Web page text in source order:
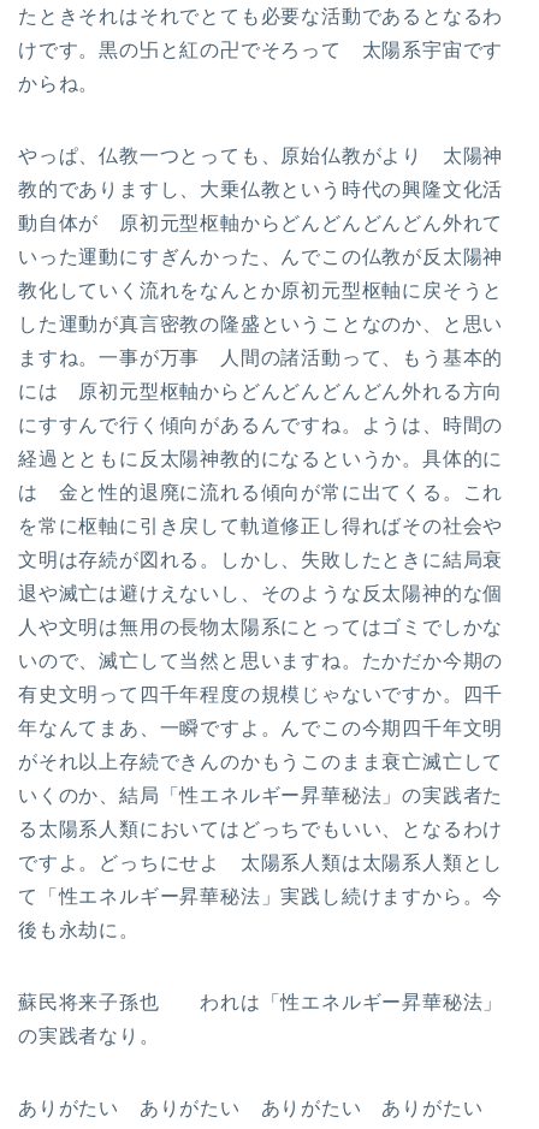
たときそれはそれでとても必要な活動であるとなるわ
けです。黒の卐と紅の卍でそろって 太陽系宇宙です
からね。
やっぱ、仏教一つとっても、原始仏教がより 太陽神
教的でありますし、大乗仏教という時代の興隆文化活
動自体が 原初元型枢軸からどんどんどんどん外れて
いった運動にすぎんかった、んでこの仏教が反太陽神
教化していく流れをなんとか原初元型枢軸に戻そうと
した運動が真言密教の隆盛ということなのか、と思い
ますね。一事が万事 人間の諸活動って、もう基本的
には 原初元型枢軸からどんどんどんどん外れる方向
にすすんで行く傾向があるんですね。ようは、時間の
経過とともに反太陽神教的になるというか。具体的に
は 金と性的退廃に流れる傾向が常に出てくる。これ
を常に枢軸に引き戻して軌道修正し得ればその社会や
文明は存続が図れる。しかし、失敗したときに結局衰
退や滅亡は避けえないし、そのような反太陽神的な個
人や文明は無用の長物太陽系にとってはゴミでしかな
いので、滅亡して当然と思いますね。たかだか今期の
有史文明って四千年程度の規模じゃないですか。四千
年なんてまあ、一瞬ですよ。んでこの今期四千年文明
がそれ以上存続できんのかもうこのまま衰亡滅亡して
いくのか、結局「性エネルギー昇華秘法」の実践者た
る太陽系人類においてはどっちでもいい、となるわけ
ですよ。どっちにせよ 太陽系人類は太陽系人類とし
て「性エネルギー昇華秘法」実践し続けますから。今
後も永劫に。
蘇民将来子孫也 われは「性エネルギー昇華秘法」
の実践者なり。
ありがたい ありがたい ありがたい ありがたい